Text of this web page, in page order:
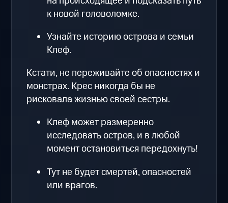
к новой головоломке.
Узнайте историю острова и семьи
Клеф.
Кстати, не переживайте об опасностях и
монстрах. Крес никогда бы не
рисковала жизнью своей сестры.
Клеф может размеренно
исследовать остров, и в любой
момент остановиться передохнуть!
Тут не будет смертей, опасностей
или врагов.